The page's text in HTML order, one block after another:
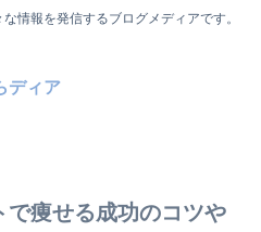
情報を発信するブログメディアです。
ディア
で痩せる成功のコツや